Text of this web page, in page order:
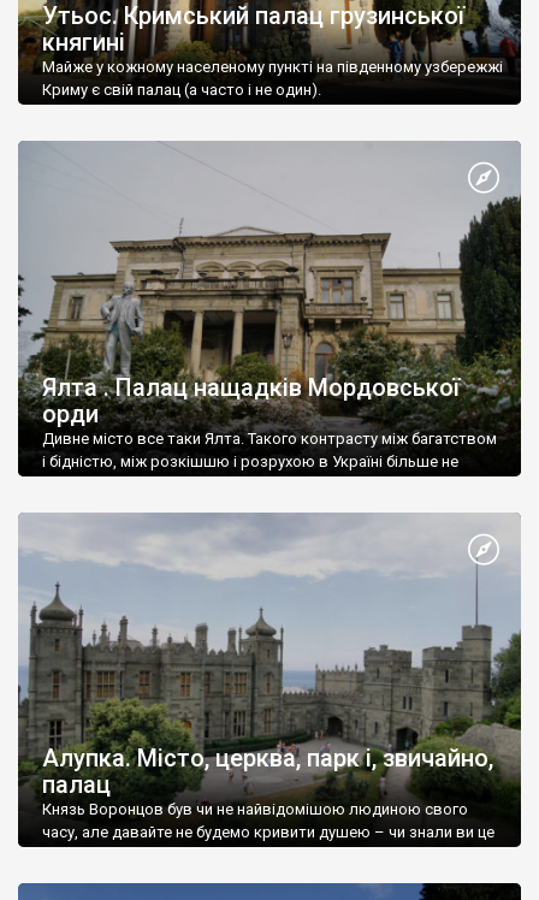
Утьос. Кримський палац грузинської
княгині
Майже у кожному населеному пункті на південному узбережжі
Криму є свій палац (а часто і не один).
Ялта . Палац нащадків Мордовської
орди
Дивне місто все таки Ялта. Такого контрасту між багатством
і бідністю, між розкішшю і розрухою в Україні більше не
Алупка. Місто, церква, парк і, звичайно,
палац
Князь Воронцов був чи не найвідомішою людиною свого
часу, але давайте не будемо кривити душею – чи знали ви це